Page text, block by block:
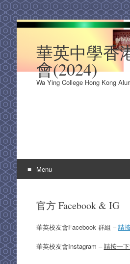
華英中學香
會(2024)
Wa Ying College Hong Kong
Menu
content官方 Facebook & IG
華英校友會Facebook 群組 –請
華英校友會Instagram –請按一